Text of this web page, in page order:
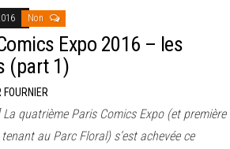
Non
Expo 2016 – les
(part 1)
La quatrième Paris Comics Expo (et première
au Parc Floral) s’est achevée ce